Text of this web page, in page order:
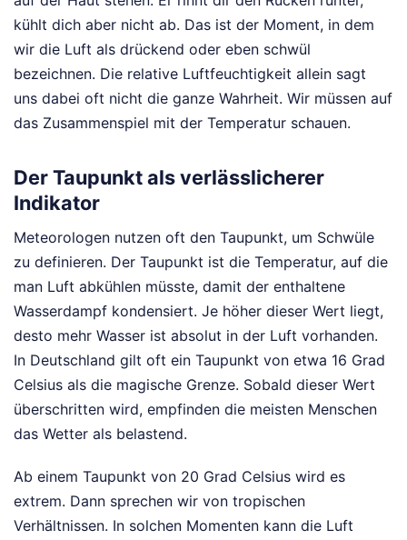
kühlt dich aber nicht ab. Das ist der Moment, in dem
wir die Luft als drückend oder eben schwül
bezeichnen. Die relative Luftfeuchtigkeit allein sagt
uns dabei oft nicht die ganze Wahrheit. Wir müssen auf
das Zusammenspiel mit der Temperatur schauen.
Der Taupunkt als verlässlicherer
Indikator
Meteorologen nutzen oft den Taupunkt, um Schwüle
zu definieren. Der Taupunkt ist die Temperatur, auf die
man Luft abkühlen müsste, damit der enthaltene
Wasserdampf kondensiert. Je höher dieser Wert liegt,
desto mehr Wasser ist absolut in der Luft vorhanden.
In Deutschland gilt oft ein Taupunkt von etwa 16 Grad
Celsius als die magische Grenze. Sobald dieser Wert
überschritten wird, empfinden die meisten Menschen
das Wetter als belastend.
Ab einem Taupunkt von 20 Grad Celsius wird es
extrem. Dann sprechen wir von tropischen
Verhältnissen. In solchen Momenten kann die Luft